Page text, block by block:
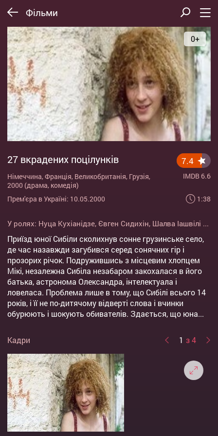
Фільми
0+
27 вкрадених поцілунків
Німеччина, Франція, Великобританія, Грузія,
2000 (драма, комедія)
Прем'єра в Україні: 10.05.2000
7.4
IMDB 6.6
1:38
У ролях: Нуца Кухіанідзе, Євген Сидихін, Шалва Іашвілі ...
Приїзд юної Сибіли сколихнув сонне грузинське село,
де час назавжди загубився серед сонячних гір і
прозорих річок. Подружившись з місцевим хлопцем
Мікі, незалежна Сибіла незабаром закохалася в його
батька, астронома Олександра, інтелектуала і
ловеласа. Проблема лише в тому, що Сибілі всього 14
років, і її не по-дитячому відверті слова і вчинки
обурюють і шокують обивателів. Здається, що юна...
Кадри 1 з 4